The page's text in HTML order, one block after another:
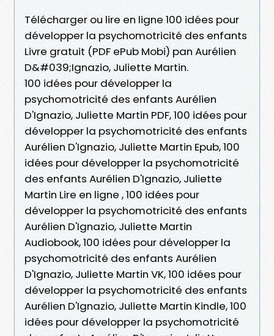
Télécharger ou lire en ligne 100 idées pour
développer la psychomotricité des enfants
Livre gratuit (PDF ePub Mobi) pan Aurélien
D&#039;Ignazio, Juliette Martin.
100 idées pour développer la
psychomotricité des enfants Aurélien
D'Ignazio, Juliette Martin PDF, 100 idées pour
développer la psychomotricité des enfants
Aurélien D'Ignazio, Juliette Martin Epub, 100
idées pour développer la psychomotricité
des enfants Aurélien D'Ignazio, Juliette
Martin Lire en ligne , 100 idées pour
développer la psychomotricité des enfants
Aurélien D'Ignazio, Juliette Martin
Audiobook, 100 idées pour développer la
psychomotricité des enfants Aurélien
D'Ignazio, Juliette Martin VK, 100 idées pour
développer la psychomotricité des enfants
Aurélien D'Ignazio, Juliette Martin Kindle, 100
idées pour développer la psychomotricité